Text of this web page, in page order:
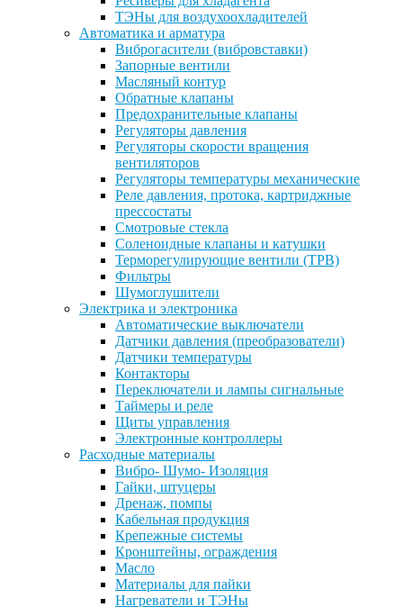
ТЭНы для воздухоохладителей
Автоматика и арматура
Виброгасители (вибровставки)
Запорные вентили
Масляный контур
Обратные клапаны
Предохранительные клапаны
Регуляторы давления
Регуляторы скорости вращения
вентиляторов
Регуляторы температуры механические
Реле давления, протока, картриджные
прессостаты
Смотровые стекла
Соленоидные клапаны и катушки
Терморегулирующие вентили (ТРВ)
Фильтры
Шумоглушители
Электрика и электроника
Автоматические выключатели
Датчики давления (преобразователи)
Датчики температуры
Контакторы
Переключатели и лампы сигнальные
Таймеры и реле
Щиты управления
Электронные контроллеры
Расходные материалы
Вибро- Шумо- Изоляция
Гайки, штуцеры
Дренаж, помпы
Кабельная продукция
Крепежные системы
Кронштейны, ограждения
Масло
Материалы для пайки
Нагреватели и ТЭНы